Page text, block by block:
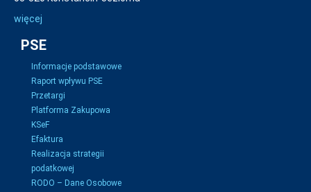
więcej
PSE
Informacje podstawowe
Raport wpływu PSE
Przetargi
Platforma Zakupowa
KSeF
Efaktura
Realizacja strategii
podatkowej
RODO – Dane Osobowe